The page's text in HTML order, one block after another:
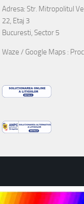
Adresa: Str. Mitropolitul
22, Etaj 3
Bucuresti, Sector 5
Waze / Google Maps :